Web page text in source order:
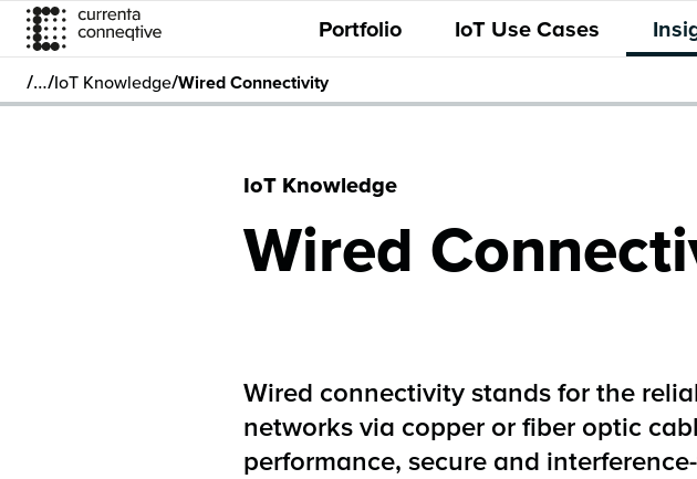
Portfolio IoT Use Cases
/…/IoT Knowledge/Wired Connectivity
IoT Knowledge
Wired
Wired connectivity stands for the
networks via copper or fiber optic
performance, secure and